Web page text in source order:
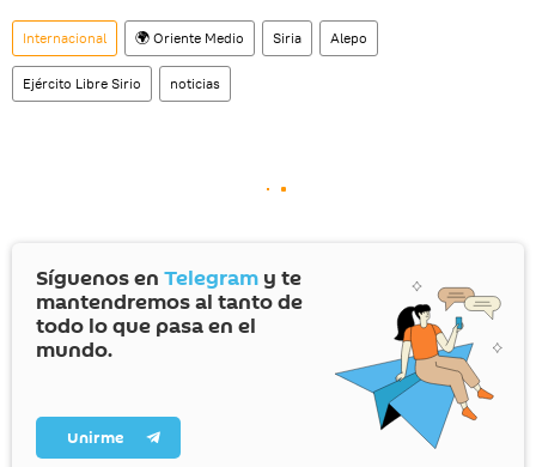
Internacional 🌍 Oriente Medio Siria Alepo
Ejército Libre Sirio noticias
Síguenos en Telegram y te
mantendremos al tanto de
todo lo que pasa en el
mundo.
Unirme